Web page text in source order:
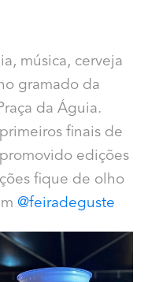
música, cerveja
gramado da
da Águia.
finais de
edições
fique de olho
@feiradeguste